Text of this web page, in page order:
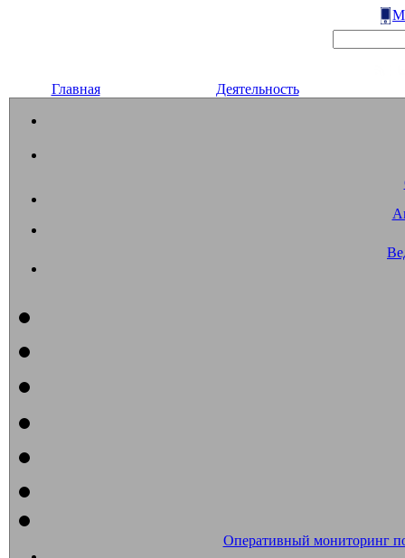
Главная Деятельность
Оперативный мониторинг